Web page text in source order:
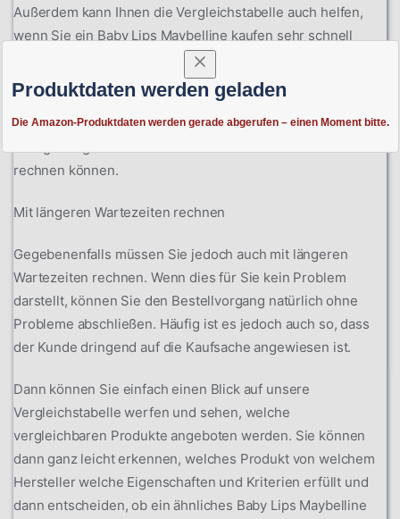
Produktdaten werden geladen
Die Amazon-Produktdaten werden gerade abgerufen – einen Moment bitte.
Außerdem kann Ihnen die Vergleichstabelle auch helfen,
wenn Sie ein Baby Lips Maybelline kaufen sehr schnell
Mit nur einem Blick ist für Sie nämlich ersichtlich, ob sich
das Produkt bereits im Lager befindet, sodass Sie binnen
rechnen können.
Mit längeren Wartezeiten rechnen
Gegebenenfalls müssen Sie jedoch auch mit längeren
Wartezeiten rechnen. Wenn dies für Sie kein Problem
darstellt, können Sie den Bestellvorgang natürlich ohne
Probleme abschließen. Häufig ist es jedoch auch so, dass
der Kunde dringend auf die Kaufsache angewiesen ist.
Dann können Sie einfach einen Blick auf unsere
Vergleichstabelle werfen und sehen, welche
vergleichbaren Produkte angeboten werden. Sie können
dann ganz leicht erkennen, welches Produkt von welchem
Hersteller welche Eigenschaften und Kriterien erfüllt und
dann entscheiden, ob ein ähnliches Baby Lips Maybelline